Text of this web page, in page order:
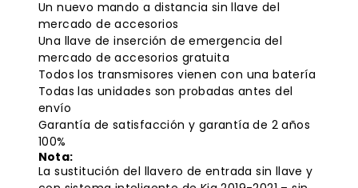
Un nuevo mando a distancia sin llave del
mercado de accesorios
Una llave de inserción de emergencia del
mercado de accesorios gratuita
Todos los transmisores vienen con una batería
Todas las unidades son probadas antes del
envío
Garantía de satisfacción y garantía de 2 años
100%
Nota:
La sustitución del llavero de entrada sin llave y